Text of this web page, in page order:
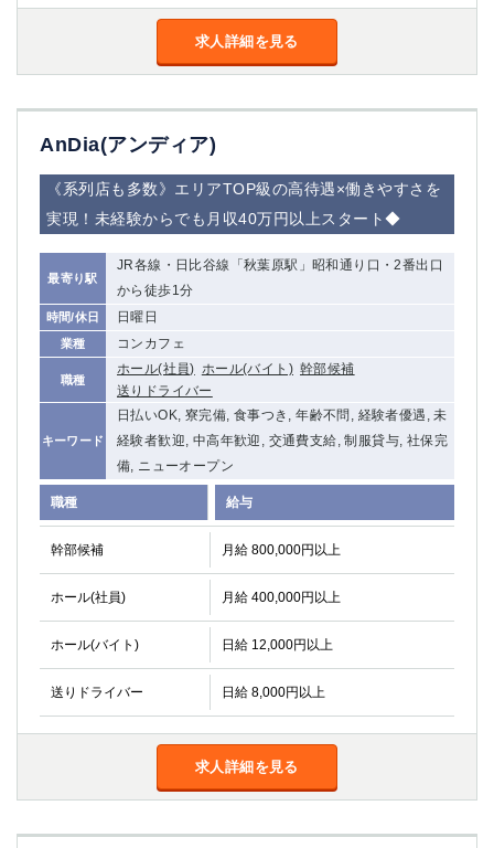
求人詳細を見る
AnDia(アンディア)
《系列店も多数》エリアTOP級の高待遇×働きやすさを
実現！未経験からでも月収40万円以上スタート◆
最寄り駅
JR各線・日比谷線「秋葉原駅」昭和通り口・2番出口
から徒歩1分
時間/休日 日曜日
業種 コンカフェ
職種
ホール(社員) ホール(バイト) 幹部候補
送りドライバー
キーワード
日払いOK, 寮完備, 食事つき, 年齢不問, 経験者優遇, 未
経験者歓迎, 中高年歓迎, 交通費支給, 制服貸与, 社保完
備, ニューオープン
職種 給与
幹部候補 月給 800,000円以上
ホール(社員) 月給 400,000円以上
ホール(バイト) 日給 12,000円以上
送りドライバー 日給 8,000円以上
求人詳細を見る
①東武練馬 ②成増・板橋 ③大山 ②池袋
池袋東口
大井町
下赤塚
荻窪
新小岩
幡ヶ谷
湯島
久米川
西麻布
五井
神奈川県
関内
溝の口
本厚木
新横浜
平塚
武蔵小杉
橋本
小田原
横浜・桜木町
関内・馬車道・日ノ出町
武蔵新城
元住吉
茅ヶ崎
戸塚
たまプラーザ
桜木町
埼玉県
南越谷
志木
川越
草加
南浦和